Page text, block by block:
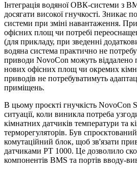
Інтеграція водяної ОВК-системи з
досягати високої гнучкості. Зникає
системи при зміні навантаження. При
офісних площ чи потребі
(для прикладу, при зведенні
водяна система практично не
приводи NovoCon можуть віддалено
нових офісних площ чи окремих
приводів не потребуватимуть
приміщень.
В цьому проєкті гнучкість NovoCon
ситуації, коли виникла потреба
кімнатних датчиків температури та
терморегуляторів. Був
комутаційний блок, щоб зв'язати
датчиками PT 1000. Це дозволило
компонентів BMS та портів вводу-